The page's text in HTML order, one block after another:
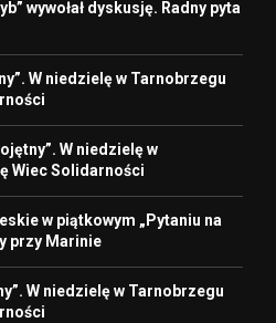
wywołał dyskusję. Radny pyta
W niedzielę w Tarnobrzegu
W niedzielę w
Wiec Solidarności
w piątkowym „Pytaniu na
przy Marinie
W niedzielę w Tarnobrzegu